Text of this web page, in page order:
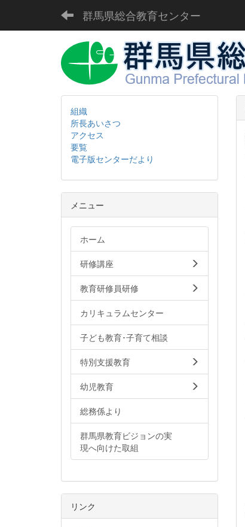
群馬県総合教育センター
組織
所長あいさつ
アクセス
要覧
電子版センターだより
メニュー
ホーム
研修講座
教育研修員研修
カリキュラムセンター
子ども教育･子育て相談
特別支援教育
幼児教育
総務係より
群馬県教育ビジョンの実
現へ向けた取組
リンク